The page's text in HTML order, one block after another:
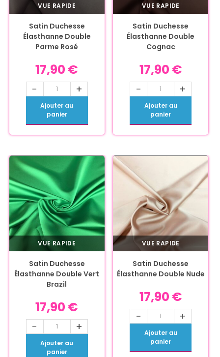
VUE RAPIDE
Satin Duchesse
Élasthanne Double
Parme Rosé
17,90 €
- +
Ajouter au
panier
VUE RAPIDE
Satin Duchesse
Élasthanne Double
Cognac
17,90 €
- +
Ajouter au
panier
VUE RAPIDE
Satin Duchesse
Élasthanne Double Vert
Brazil
17,90 €
- +
Ajouter au
panier
VUE RAPIDE
Satin Duchesse
Élasthanne Double Nude
17,90 €
- +
Ajouter au
panier